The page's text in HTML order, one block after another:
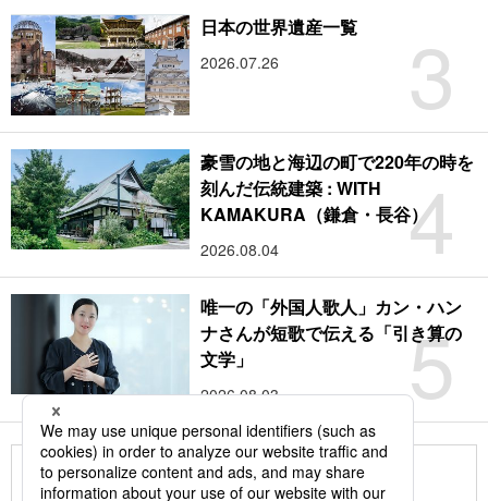
3
日本の世界遺産一覧
2026.07.26
4
豪雪の地と海辺の町で220年の時を
刻んだ伝統建築 : WITH
KAMAKURA（鎌倉・長谷）
2026.08.04
5
唯一の「外国人歌人」カン・ハン
ナさんが短歌で伝える「引き算の
文学」
2026.08.03
もっと見る